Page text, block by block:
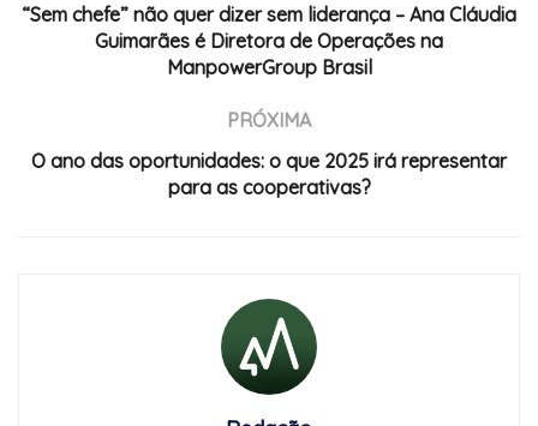
“Sem chefe” não quer dizer sem liderança – Ana Cláudia
Guimarães é Diretora de Operações na
ManpowerGroup Brasil
PRÓXIMA
O ano das oportunidades: o que 2025 irá representar
para as cooperativas?